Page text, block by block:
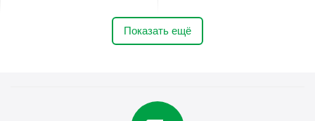
Показать ещё